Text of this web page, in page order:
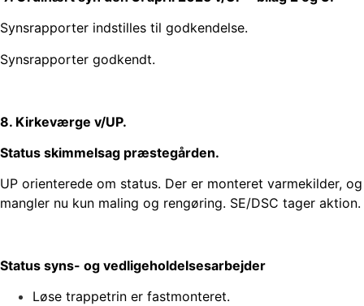
Synsrapporter indstilles til godkendelse.
Synsrapporter godkendt.
8. Kirkeværge v/UP.
Status skimmelsag præstegården.
UP orienterede om status. Der er monteret varmekilder, og
mangler nu kun maling og rengøring. SE/DSC tager aktion.
Status syns- og vedligeholdelsesarbejder
Løse trappetrin er fastmonteret.